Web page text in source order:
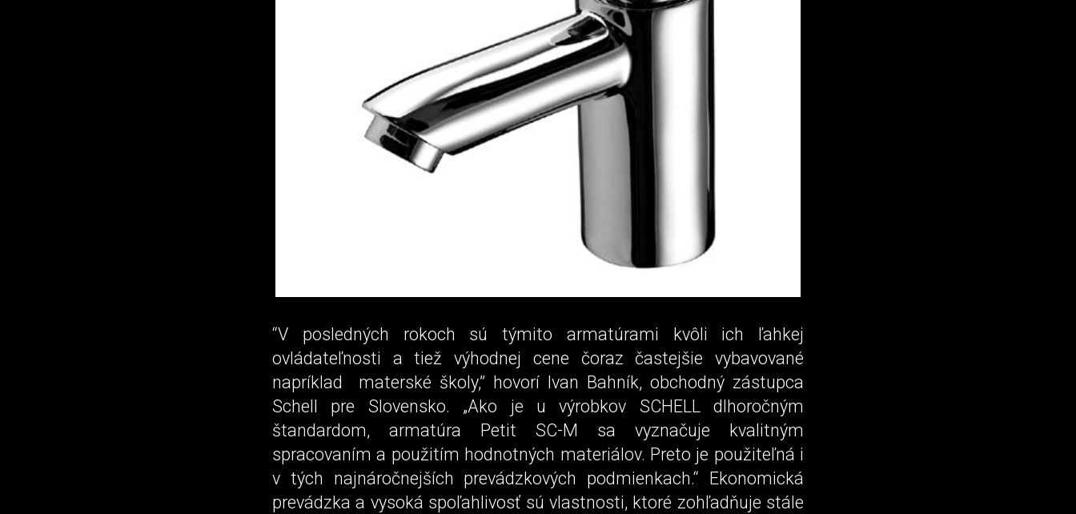
“V posledných rokoch sú týmito armatúrami kvôli ich ľahkej
ovládateľnosti a tiež výhodnej cene čoraz častejšie vybavované
napríklad materské školy,” hovorí Ivan Bahník, obchodný zástupca
Schell pre Slovensko. „Ako je u výrobkov SCHELL dlhoročným
štandardom, armatúra Petit SC-M sa vyznačuje kvalitným
spracovaním a použitím hodnotných materiálov. Preto je použiteľná i
v tých najnáročnejších prevádzkových podmienkach.“ Ekonomická
prevádzka a vysoká spoľahlivosť sú vlastnosti, ktoré zohľadňuje stále